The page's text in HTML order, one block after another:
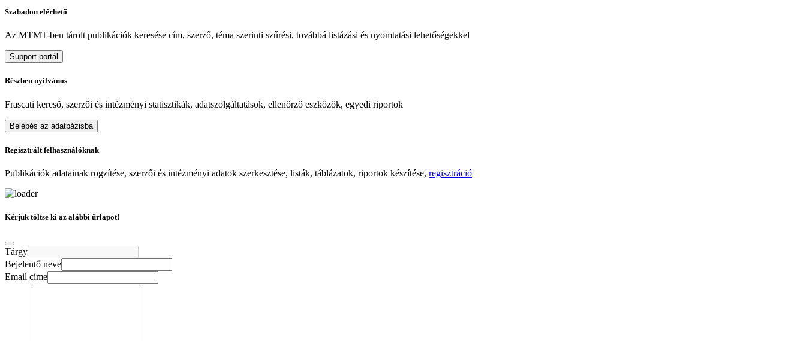
Szabadon elérhető
Az MTMT-ben tárolt publikációk keresése cím, szerző, téma szerinti szűrési, továbbá listázási és nyomtatási lehetőségekkel
Support portál
Részben nyilvános
Frascati kereső, szerzői és intézményi statisztikák, adatszolgáltatások, ellenőrző eszközök, egyedi riportok
Belépés az adatbázisba
Regisztrált felhasználóknak
Publikációk adatainak rögzítése, szerzői és intézményi adatok szerkesztése, listák, táblázatok, riportok készítése, regisztráció
Kérjük töltse ki az alábbi űrlapot!
Tárgy
Bejelentő neve
Email címe